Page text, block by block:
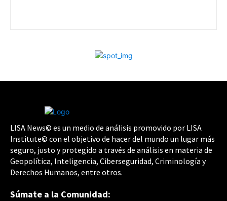
LISA News© es un medio de análisis promovido por LISA
Institute© con el objetivo de hacer del mundo un lugar más
seguro, justo y protegido a través de análisis en materia de
Geopolítica, Inteligencia, Ciberseguridad, Criminología y
Derechos Humanos, entre otros.
Súmate a la Comunidad: